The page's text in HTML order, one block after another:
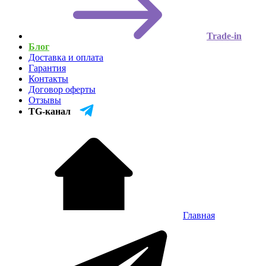
Trade-in
Блог
Доставка и оплата
Гарантия
Контакты
Договор оферты
Отзывы
TG-канал
Главная